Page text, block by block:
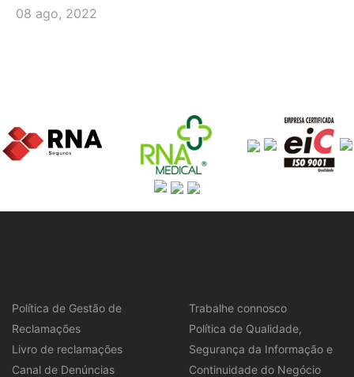
08 ago, 2022
Política de Gestão de
Reclamações
Livro de reclamações
Canal de Denúncias
Trabalhe connosco
Política de Qualidade,
Segurança da Informação e
Continuidade do Negócio